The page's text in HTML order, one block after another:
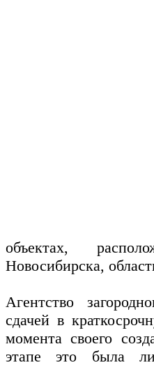
объектах,
Новосибирска,
Агентство
сдачей в
момента своего
этапе это была